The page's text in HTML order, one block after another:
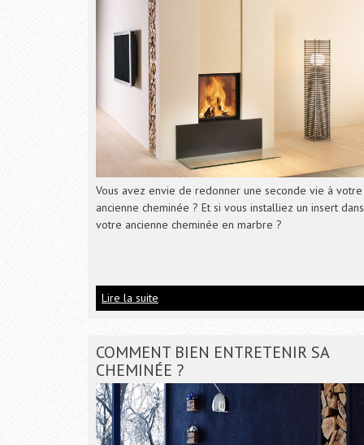
Vous avez envie de redonner une seconde vie à votre
ancienne cheminée ? Et si vous installiez un insert dans
votre ancienne cheminée en marbre ?
Lire la suite
COMMENT BIEN ENTRETENIR SA
CHEMINÉE ?